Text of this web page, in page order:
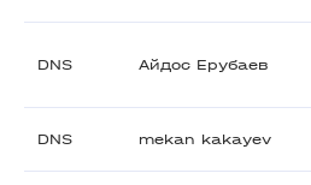
DNS Айдос Ерубаев
DNS mekan kakayev